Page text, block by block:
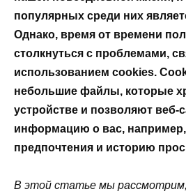
популярных среди них
Однако, время от времени
столкнуться с проблемами,
использованием cookies.
небольшие файлы, которые
устройстве и позволяют веб-
информацию о вас,
предпочтения и историю
В этой статье мы